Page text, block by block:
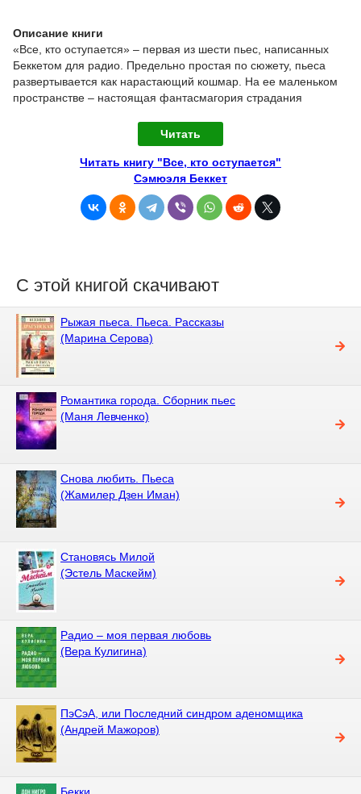
Описание книги
«Все, кто оступается» – первая из шести пьес, написанных
Беккетом для радио. Предельно простая по сюжету, пьеса
развертывается как нарастающий кошмар. На ее маленьком
пространстве – настоящая фантасмагория страдания
Читать
Читать книгу "Все, кто оступается"
Сэмюэля Беккет
С этой книгой скачивают
Рыжая пьеса. Пьеса. Рассказы
(Марина Серова)
Романтика города. Сборник пьес
(Маня Левченко)
Снова любить. Пьеса
(Жамилер Дзен Иман)
Становясь Милой
(Эстель Маскейм)
Радио – моя первая любовь
(Вера Кулигина)
ПэСэА, или Последний синдром аденомщика
(Андрей Мажоров)